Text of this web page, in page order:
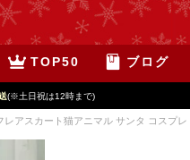
TOP50 ブログ
(※土日祝は12時まで)
アスカート猫アニマル サンタ コスプ